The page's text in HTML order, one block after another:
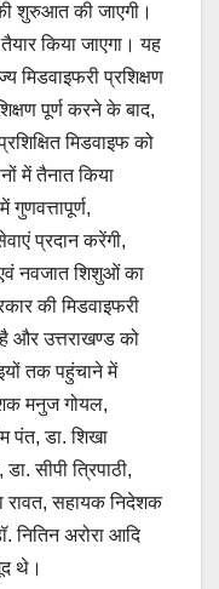
शुरुआत की जाएगी।
किया जाएगा। यह
मिडवाइफरी प्रशिक्षण
पूर्ण करने के बाद,
मिडवाइफ को
में तैनात किया
गुणवत्तापूर्ण,
प्रदान करेंगी,
नवजात शिशुओं का
की मिडवाइफरी
और उत्तराखण्ड को
तक पहुंचाने में
मनुज गोयल,
पंत, डा. शिखा
सीपी त्रिपाठी,
रावत, सहायक निदेशक
नितिन अरोरा आदि
थे।